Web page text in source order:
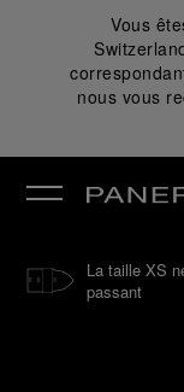
Vous
nous vous
La taille XS
passant